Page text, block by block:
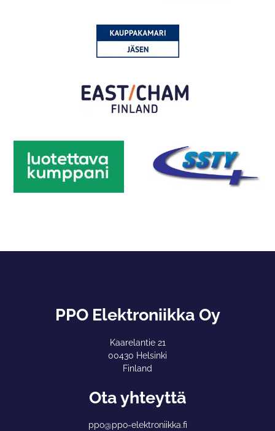
PPO Elektroniikka Oy
Kaarelantie 21
00430 Helsinki
Finland
Ota yhteyttä
ppo@ppo-elektroniikka.fi